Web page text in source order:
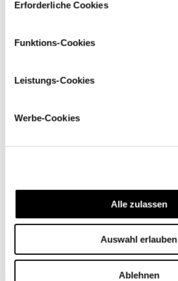
über den Link „Cookie-Einstellungen
Erforderliche Cookies
Funktions-Cookies
Leistungs-Cookies
Werbe-Cookies
Alle zulassen
Auswahl erlauben
Ablehnen
Pflegehinweise